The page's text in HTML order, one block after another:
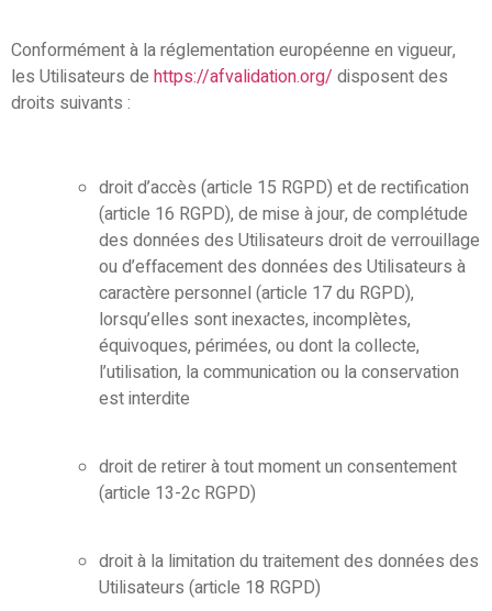
Conformément à la réglementation européenne en vigueur,
les Utilisateurs de https://afvalidation.org/ disposent des
droits suivants :
droit d’accès (article 15 RGPD) et de rectification
(article 16 RGPD), de mise à jour, de complétude
des données des Utilisateurs droit de verrouillage
ou d’effacement des données des Utilisateurs à
caractère personnel (article 17 du RGPD),
lorsqu’elles sont inexactes, incomplètes,
équivoques, périmées, ou dont la collecte,
l’utilisation, la communication ou la conservation
est interdite
droit de retirer à tout moment un consentement
(article 13-2c RGPD)
droit à la limitation du traitement des données des
Utilisateurs (article 18 RGPD)